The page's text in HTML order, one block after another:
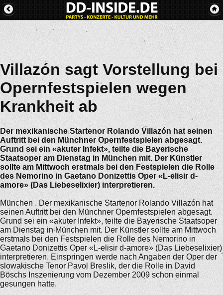
Villazón sagt Vorstellung bei
Opernfestspielen wegen
Krankheit ab
Der mexikanische Startenor Rolando Villazón hat seinen
Auftritt bei den Münchner Opernfestspielen abgesagt.
Grund sei ein «akuter Infekt», teilte die Bayerische
Staatsoper am Dienstag in München mit. Der Künstler
sollte am Mittwoch erstmals bei den Festspielen die Rolle
des Nemorino in Gaetano Donizettis Oper «L-elisir d-
amore» (Das Liebeselixier) interpretieren.
München . Der mexikanische Startenor Rolando Villazón hat
seinen Auftritt bei den Münchner Opernfestspielen abgesagt.
Grund sei ein «akuter Infekt», teilte die Bayerische Staatsoper
am Dienstag in München mit. Der Künstler sollte am Mittwoch
erstmals bei den Festspielen die Rolle des Nemorino in
Gaetano Donizettis Oper «L-elisir d-amore» (Das Liebeselixier)
interpretieren. Einspringen werde nach Angaben der Oper der
slowakische Tenor Pavol Breslik, der die Rolle in David
Böschs Inszenierung vom Dezember 2009 schon einmal
gesungen hatte.